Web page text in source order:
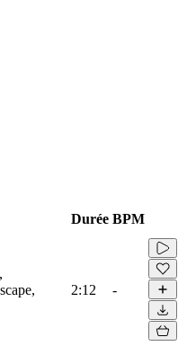
Durée BPM
2:12 -